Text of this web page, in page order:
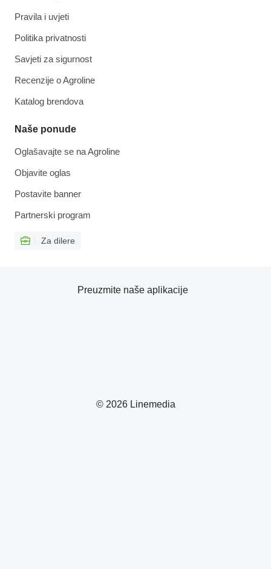
Pravila i uvjeti
Politika privatnosti
Savjeti za sigurnost
Recenzije o Agroline
Katalog brendova
Naše ponude
Oglašavajte se na Agroline
Objavite oglas
Postavite banner
Partnerski program
Za dilere
© 2026 Linemedia
Preuzmite naše aplikacije